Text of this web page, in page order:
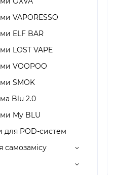
VAPORESSO
ELF BAR
LOST VAPE
VOOPOO
SMOK
Blu 2.0
My BLU
для POD-систем
самозамісу